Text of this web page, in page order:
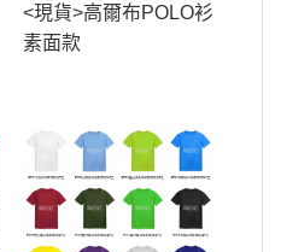
<現貨>高爾布POLO衫
素面款